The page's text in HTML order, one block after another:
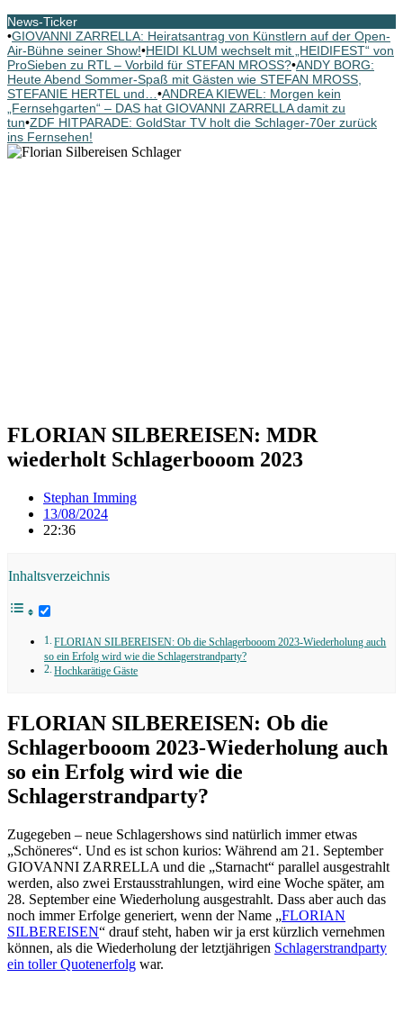
News-Ticker
•GIOVANNI ZARRELLA: Heiratsantrag von Künstlern auf der Open-
Air-Bühne seiner Show!•HEIDI KLUM wechselt mit „HEIDIFEST“ von
ProSieben zu RTL – Vorbild für STEFAN MROSS?•ANDY BORG:
Heute Abend Sommer-Spaß mit Gästen wie STEFAN MROSS,
STEFANIE HERTEL und… •ANDREA KIEWEL: Morgen kein
„Fernsehgarten“ – DAS hat GIOVANNI ZARRELLA damit zu
tun•ZDF HITPARADE: GoldStar TV holt die Schlager-70er zurück
ins Fernsehen!
FLORIAN SILBEREISEN: MDR
wiederholt Schlagerbooom 2023
Stephan Imming
13/08/2024
22:36
Inhaltsverzeichnis
FLORIAN SILBEREISEN: Ob die Schlagerbooom 2023-Wiederholung auch
so ein Erfolg wird wie die Schlagerstrandparty?
Hochkarätige Gäste
FLORIAN SILBEREISEN: Ob die
Schlagerbooom 2023-Wiederholung auch
so ein Erfolg wird wie die
Schlagerstrandparty?
Zugegeben – neue Schlagershows sind natürlich immer etwas
„Schöneres“. Und es ist schon kurios: Während am 21. September
GIOVANNI ZARRELLA und die „Starnacht“ parallel ausgestrahlt
werden, also zwei Erstausstrahlungen, wird eine Woche später, am
28. September eine Wiederholung ausgestrahlt. Dass aber auch das
noch immer Erfolge generiert, wenn der Name „FLORIAN
SILBEREISEN“ drauf steht, haben wir ja erst kürzlich vernehmen
können, als die Wiederholung der letztjährigen Schlagerstrandparty
ein toller Quotenerfolg war.